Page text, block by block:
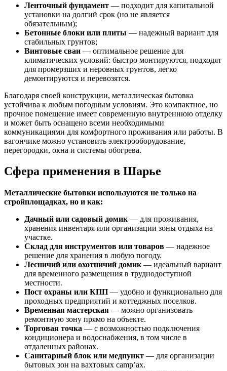
Ленточный фундамент — подходит для капитальной
установки на долгий срок (но не является
обязательным);
Бетонные блоки или плиты — надежный вариант для
стабильных грунтов;
Винтовые сваи — оптимальное решение для
климатических условий: быстро монтируются, подходят
для промерзших и неровных грунтов, легко
демонтируются и перевозятся.
Благодаря своей конструкции, металлическая бытовка
устойчива к любым погодным условиям. Это компактное, но
прочное помещение имеет современную внутреннюю отделку
и может быть оснащено всеми необходимыми
коммуникациями для комфортного проживания или работы. В
вагончике можно установить электрооборудование,
перегородки, окна и системы обогрева.
Сфера применения в Шарье
Металлические бытовки используются не только на
стройплощадках, но и как:
Дачный или садовый домик — для проживания,
хранения инвентаря или организации зоны отдыха на
участке.
Склад для инструментов или товаров — надежное
решение для хранения в любую погоду.
Лесничий или охотничий домик — идеальный вариант
для временного размещения в труднодоступной
местности.
Пост охраны или КПП — удобно и функционально для
проходных предприятий и коттеджных поселков.
Временная мастерская — можно организовать
ремонтную зону прямо на объекте.
Торговая точка — с возможностью подключения
кондиционера и водоснабжения, в том числе в
отдаленных районах.
Санитарный блок или медпункт — для организации
бытовых зон на вахтовых camp’ах.